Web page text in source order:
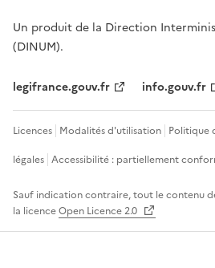
Un produit de la Direction
(DINUM).
legifrance.gouv.fr info.gouv.fr
Licences Modalités d'utilisation Politique
légales Accessibilité : partiellement
Sauf indication contraire, tout le contenu
la licenceOpen Licence 2.0